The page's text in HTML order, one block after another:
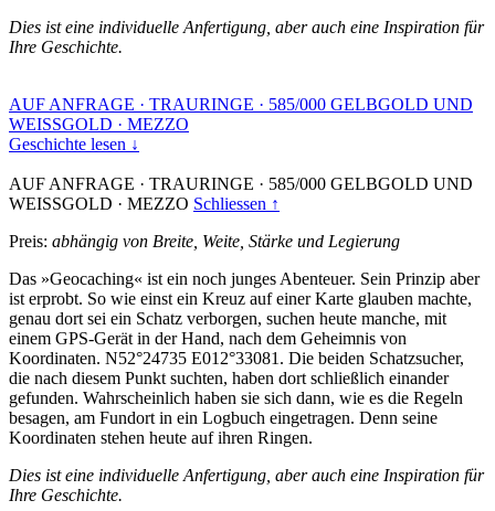
Dies ist eine individuelle Anfertigung, aber auch eine Inspiration für
Ihre Geschichte.
AUF ANFRAGE · TRAURINGE · 585/000 GELBGOLD UND
WEISSGOLD · MEZZO
Geschichte lesen ↓
AUF ANFRAGE · TRAURINGE · 585/000 GELBGOLD UND
WEISSGOLD · MEZZO Schliessen ↑
Preis: abhängig von Breite, Weite, Stärke und Legierung
Das »Geocaching« ist ein noch junges Abenteuer. Sein Prinzip aber
ist erprobt. So wie einst ein Kreuz auf einer Karte glauben machte,
genau dort sei ein Schatz verborgen, suchen heute manche, mit
einem GPS-Gerät in der Hand, nach dem Geheimnis von
Koordinaten. N52°24735 E012°33081. Die beiden Schatzsucher,
die nach diesem Punkt suchten, haben dort schließlich einander
gefunden. Wahrscheinlich haben sie sich dann, wie es die Regeln
besagen, am Fundort in ein Logbuch eingetragen. Denn seine
Koordinaten stehen heute auf ihren Ringen.
Dies ist eine individuelle Anfertigung, aber auch eine Inspiration für
Ihre Geschichte.